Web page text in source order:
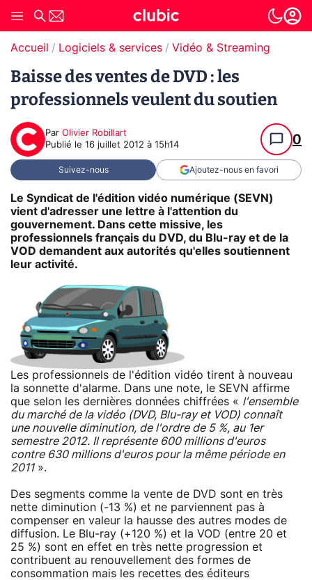
Accueil Logiciels & services Vidéo & Streaming
Baisse des ventes de DVD : les
professionnels veulent du soutien
Par Olivier Robillart
Publié le 16 juillet 2012 à 15h14 0
Suivez-nous Ajoutez-nous en favori
Le Syndicat de l'édition vidéo numérique (SEVN)
vient d'adresser une lettre à l'attention du
gouvernement. Dans cette missive, les
professionnels français du DVD, du Blu-ray et de la
VOD demandent aux autorités qu'elles soutiennent
leur activité.
Les professionnels de l'édition vidéo tirent à nouveau
la sonnette d'alarme. Dans une note, le SEVN affirme
que selon les dernières données chiffrées « l'ensemble
du marché de la vidéo (DVD, Blu-ray et VOD) connaît
une nouvelle diminution, de l'ordre de 5 %, au 1er
semestre 2012. Il représente 600 millions d'euros
contre 630 millions d'euros pour la même période en
2011».
Des segments comme la vente de DVD sont en très
nette diminution (-13 %) et ne parviennent pas à
compenser en valeur la hausse des autres modes de
diffusion. Le Blu-ray (+120 %) et la VOD (entre 20 et
25 %) sont en effet en très nette progression et
contribuent au renouvellement des formes de
consommation mais les recettes des éditeurs